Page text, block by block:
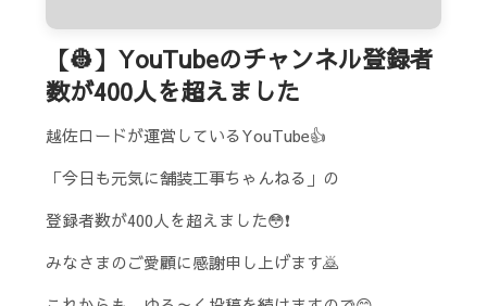
【👷】YouTubeのチャンネル登録者
数が400人を超えました
越佐ロードが運営しているYouTube👍
「今日も元気に舗装工事ちゃんねる」の
登録者数が400人を超えました😳❗
みなさまのご愛顧に感謝申し上げます🙇